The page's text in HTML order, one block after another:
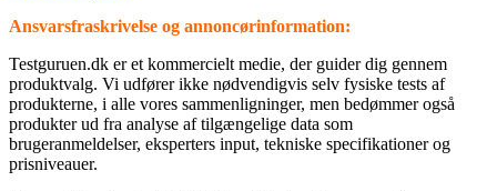
Ansvarsfraskrivelse og annoncørinformation:
⁦Testguruen.dk⁩ er et kommercielt medie, der guider dig gennem
produktvalg. Vi udfører ikke nødvendigvis selv fysiske tests af
produkterne, i alle vores sammenligninger, men bedømmer også
produkter ud fra analyse af tilgængelige data som
brugeranmeldelser, eksperters input, tekniske specifikationer og
prisniveauer.